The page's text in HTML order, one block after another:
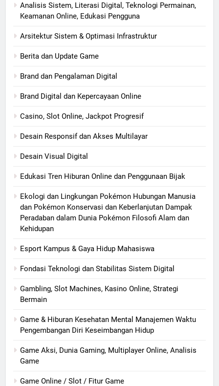
Analisis Sistem, Literasi Digital, Teknologi Permainan,
Keamanan Online, Edukasi Pengguna
Arsitektur Sistem & Optimasi Infrastruktur
Berita dan Update Game
Brand dan Pengalaman Digital
Brand Digital dan Kepercayaan Online
Casino, Slot Online, Jackpot Progresif
Desain Responsif dan Akses Multilayar
Desain Visual Digital
Edukasi Tren Hiburan Online dan Penggunaan Bijak
Ekologi dan Lingkungan Pokémon Hubungan Manusia
dan Pokémon Konservasi dan Keberlanjutan Dampak
Peradaban dalam Dunia Pokémon Filosofi Alam dan
Kehidupan
Esport Kampus & Gaya Hidup Mahasiswa
Fondasi Teknologi dan Stabilitas Sistem Digital
Gambling, Slot Machines, Kasino Online, Strategi
Bermain
Game & Hiburan Kesehatan Mental Manajemen Waktu
Pengembangan Diri Keseimbangan Hidup
Game Aksi, Dunia Gaming, Multiplayer Online, Analisis
Game
Game Online / Slot / Fitur Game